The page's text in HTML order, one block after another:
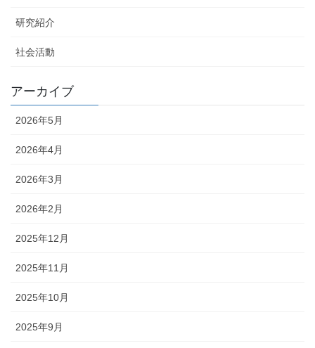
研究紹介
社会活動
アーカイブ
2026年5月
2026年4月
2026年3月
2026年2月
2025年12月
2025年11月
2025年10月
2025年9月